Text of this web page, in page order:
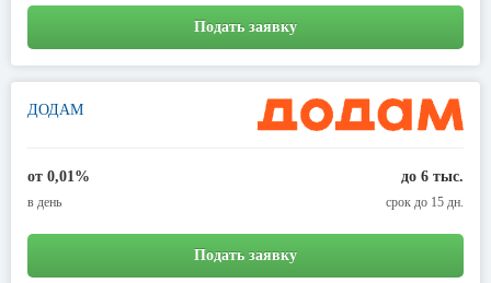
Подать заявку
ДОДАМ
от 0,01%
в день
до 6 тыс.
срок до 15 дн.
Подать заявку